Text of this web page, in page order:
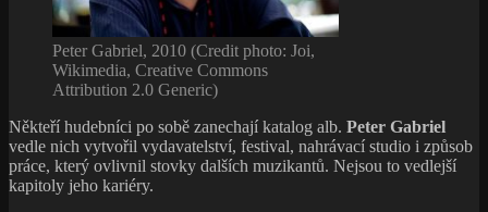
Peter Gabriel, 2010 (Credit photo: Joi,
Wikimedia, Creative Commons
Attribution 2.0 Generic)
Někteří hudebníci po sobě zanechají katalog alb. Peter Gabriel
vedle nich vytvořil vydavatelství, festival, nahrávací studio i způsob
práce, který ovlivnil stovky dalších muzikantů. Nejsou to vedlejší
kapitoly jeho kariéry.